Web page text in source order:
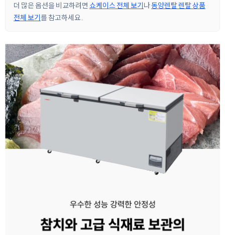
더 많은 옵션을 비교하려면 쇼케이스 전체 보기나동양렌탈 렌탈 상품
전체 보기를 참고하세요.